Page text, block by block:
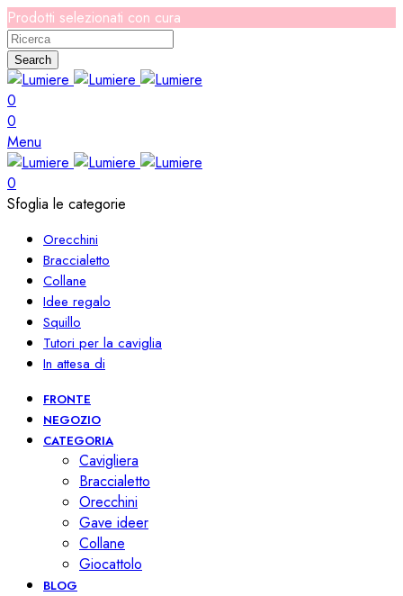
Prodotti selezionati con cura
Search
0
0
Menu
0
Sfoglia le categorie
Orecchini
Braccialetto
Collane
Idee regalo
Squillo
Tutori per la caviglia
In attesa di
FRONTE
NEGOZIO
CATEGORIA
Cavigliera
Braccialetto
Orecchini
Gave ideer
Collane
Giocattolo
BLOG